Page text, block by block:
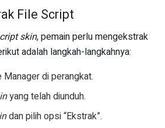
File Script
skin, pemain perlu mengekstrak
adalah langkah-langkahnya:
Manager di perangkat.
yang telah diunduh.
dan pilih opsi “Ekstrak”.